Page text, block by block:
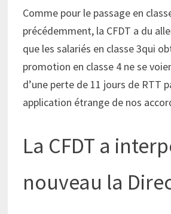
Comme pour le passage en
précédemment, la CFDT a du
que les salariés en classe 3qui
promotion en classe 4 ne se
d’une perte de 11 jours de RTT
application étrange de nos
La CFDT a
nouveau la